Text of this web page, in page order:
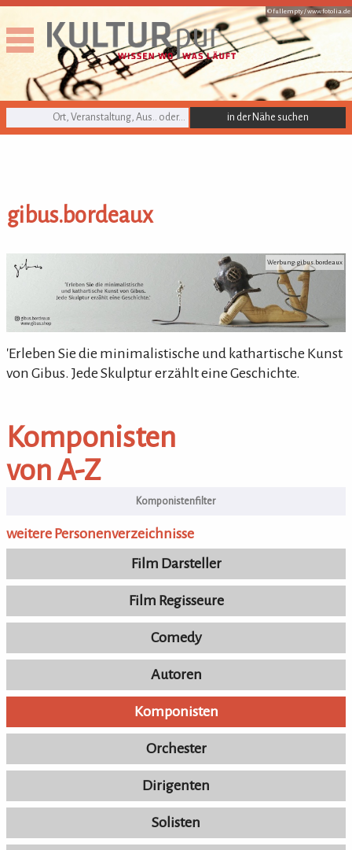
© fullempty /www.fotolia.de
KULTURpur Suche
gibus.bordeaux
gibus.bordeaux Werbung: gibus.bordeaux
'Erleben Sie die minimalistische und kathartische Kunst
von Gibus. Jede Skulptur erzählt eine Geschichte.
Komponisten / Autoren von A-Z
Komponisten
von A-Z
weitere Personenverzeichnisse
Film Darsteller
Film Regisseure
Comedy
Autoren
Komponisten
Orchester
Dirigenten
Solisten